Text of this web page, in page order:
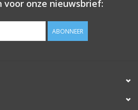
voor onze nieuwsbrief:
ABONNEER